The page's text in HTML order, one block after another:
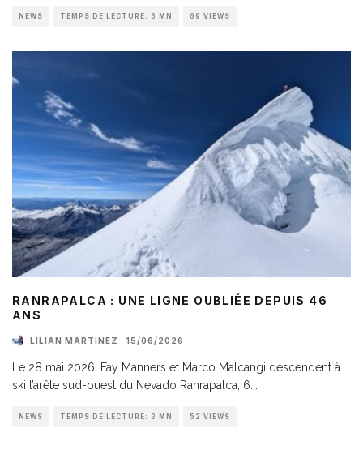
NEWS TEMPS DE LECTURE: 3 MN 69 VIEWS
RANRAPALCA : UNE LIGNE OUBLIÉE DEPUIS 46
ANS
LILIAN MARTINEZ · 15/06/2026
Le 28 mai 2026, Fay Manners et Marco Malcangi descendent à
ski l’arête sud-ouest du Nevado Ranrapalca, 6
NEWS TEMPS DE LECTURE: 3 MN 52 VIEWS